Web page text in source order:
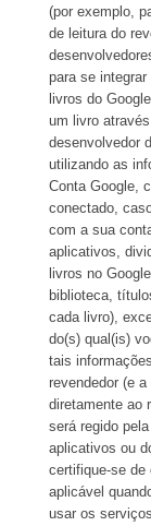
(por exemplo,
de leitura do
para se
livros do
um livro
desenvolvedor
utilizando as
Conta Google,
conectado,
com a sua
aplicativos,
livros no
biblioteca,
cada livro),
do(s) qual(is)
tais
revendedor (e
diretamente ao
será regido
aplicativos ou
certifique-se de
aplicável
usar os